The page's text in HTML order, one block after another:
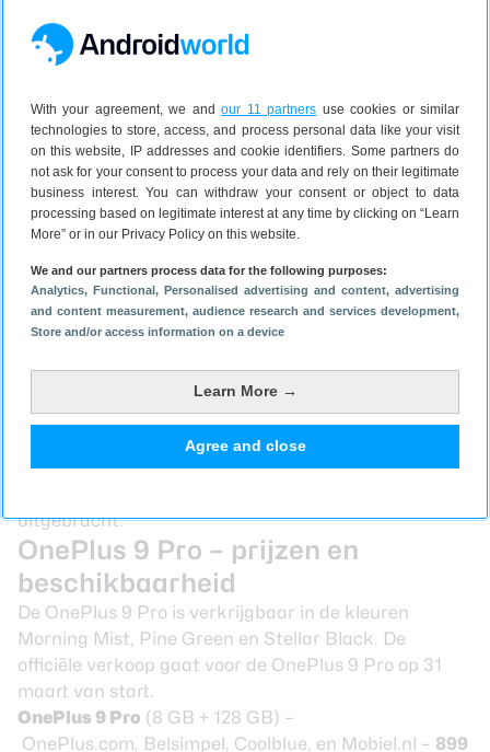
With your agreement, we andour 11 partners use cookies or similar
technologies to store, access, and process personal data like your visit
on this website, IP addresses and cookie identifiers. Some partners do
not ask for your consent to process your data and rely on their legitimate
business interest. You can withdraw your consent or object to data
processing based on legitimate interest at any time by clicking on “Learn
More” or in our Privacy Policy on this website.
We and our partners process data for the following purposes:
Analytics, Functional, Personalised advertising and content, advertising
and content measurement, audience research and services development,
Store and/or access information on a device
Learn More →
Agree and close
1 naar 70% in 29 minuten, en is de telefoon helemaal
vol in 43 minuten. De OnePlus Warp Charge 50
de telefoon er zowel staand als liggend in opladen.
Het toestel komt daarnaast met een 65 watt bedrade
snellader en die laadt de telefoon in 29 minuten tot
70% op.
Denieuwste versie van OxygenOS 11 is op de
telefoons te vinden. OnePlus voegde onder andere
TurboBoost 3.0 eraan waarmee je meer dan 25% aan
draaien. Verder is er de Pro Gaming Mode en krijgt
het Always-On-scherm secondenwijzers. OnePlus
garandeert twee jaar lang Androidversie-updates en
drie jaar langbeveiligingsupdatesvoor de OnePlus 9
uitgebracht.
OnePlus 9 Pro – prijzen en
beschikbaarheid
De OnePlus 9 Pro is verkrijgbaar in de kleuren
Morning Mist, Pine Green en Stellar Black. De
officiële verkoop gaat voor de OnePlus 9 Pro op 31
maart van start.
OnePlus 9 Pro (8 GB + 128 GB) –
OnePlus.com, Belsimpel, Coolblue, en Mobiel.nl – 899